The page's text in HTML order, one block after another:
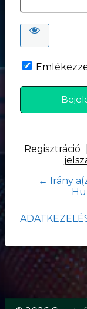
Regisztráció
← Irány